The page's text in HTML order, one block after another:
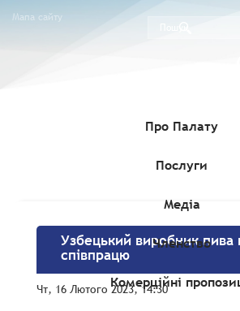
Мапа сайту
Про Палату
Послуги
Медіа
Членство
Комерційні
Комерційні пропозиції»
Узбецький виробник пива
співпрацю
Чт, 16 Лютого 2023, 14:30